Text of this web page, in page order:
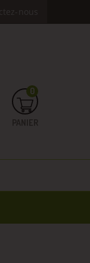
nous
0